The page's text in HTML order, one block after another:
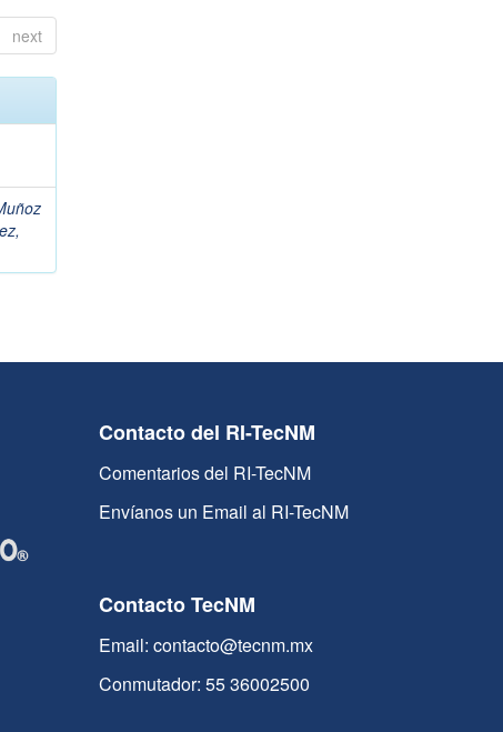
next
Contacto del RI-TecNM
Comentarios del RI-TecNM
Envíanos un Email al RI-TecNM
Contacto TecNM
Email: contacto@tecnm.mx
Conmutador: 55 36002500